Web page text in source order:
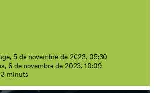
5 de novembre de 2023. 05:30
6 de novembre de 2023. 10:09
3 minuts